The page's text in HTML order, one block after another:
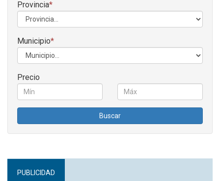
Provincia*
Municipio*
Precio
Buscar
PUBLICIDAD